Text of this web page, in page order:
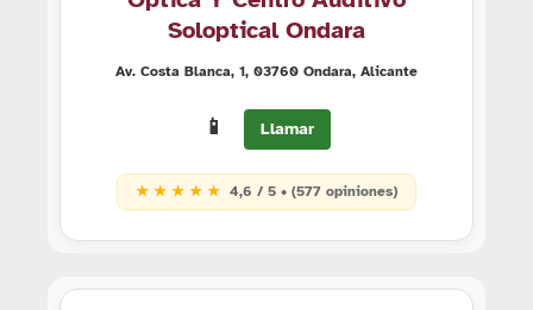
Soloptical Ondara
Av. Costa Blanca, 1, 03760 Ondara, Alicante
📱 Llamar
★ ★ ★ ★ ★ 4,6 / 5 • (577 opiniones)